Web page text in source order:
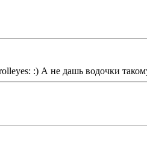
:) А не дашь водочки